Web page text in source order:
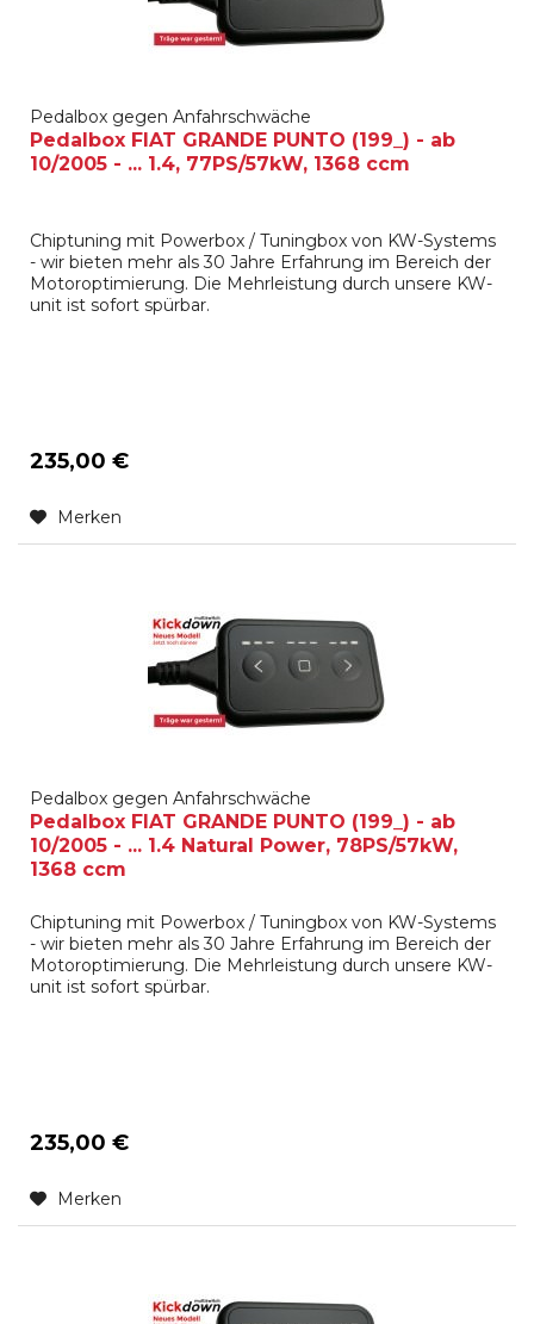
Pedalbox gegen Anfahrschwäche
Pedalbox FIAT GRANDE PUNTO (199_) - ab
10/2005 - ... 1.4, 77PS/57kW, 1368 ccm
Chiptuning mit Powerbox / Tuningbox von KW-Systems
- wir bieten mehr als 30 Jahre Erfahrung im Bereich der
Motoroptimierung. Die Mehrleistung durch unsere KW-
unit ist sofort spürbar.
235,00 €
Merken
Pedalbox gegen Anfahrschwäche
Pedalbox FIAT GRANDE PUNTO (199_) - ab
10/2005 - ... 1.4 Natural Power, 78PS/57kW,
1368 ccm
Chiptuning mit Powerbox / Tuningbox von KW-Systems
- wir bieten mehr als 30 Jahre Erfahrung im Bereich der
Motoroptimierung. Die Mehrleistung durch unsere KW-
unit ist sofort spürbar.
235,00 €
Merken